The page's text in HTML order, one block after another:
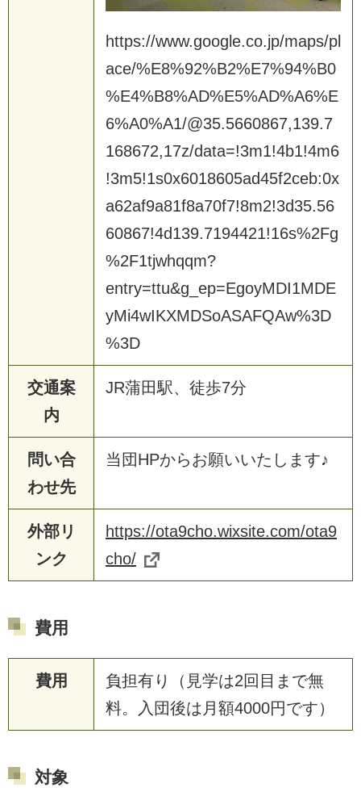
https://www.google.co.jp/maps/pl
ace/%E8%92%B2%E7%94%B0
%E4%B8%AD%E5%AD%A6%E
6%A0%A1/@35.5660867,139.7
168672,17z/data=!3m1!4b1!4m6
!3m5!1s0x6018605ad45f2ceb:0x
a62af9a81f8a70f7!8m2!3d35.56
60867!4d139.7194421!16s%2Fg
%2F1tjwhqqm?
entry=ttu&g_ep=EgoyMDI1MDE
yMi4wIKXMDSoASAFQAw%3D
%3D
交通案
内
JR蒲田駅、徒歩7分
問い合
わせ先
当団HPからお願いいたします♪
外部リ
ンク
https://ota9cho.wixsite.com/ota9
cho/
費用
費用
負担有り（見学は2回目まで無
料。入団後は月額4000円です）
対象